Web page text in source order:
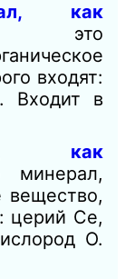
как
это
входят:
Входит в
как
минерал,
вещество,
церий Се,
O.